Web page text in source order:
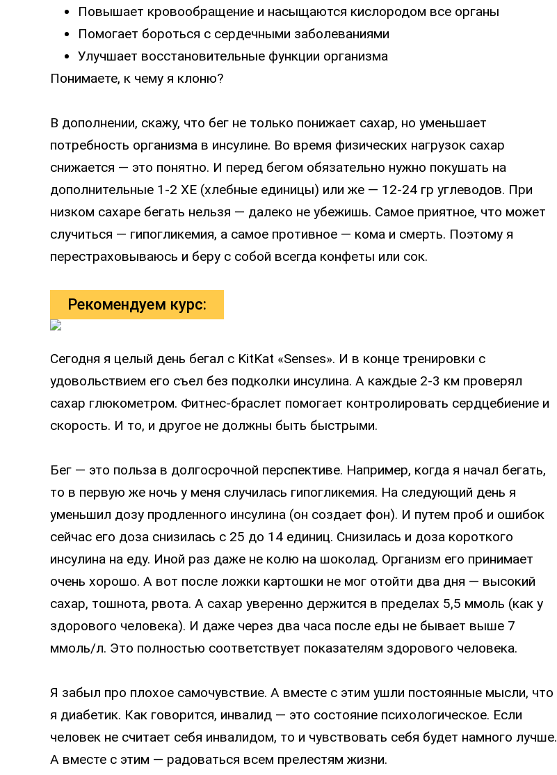
Повышает кровообращение и насыщаются кислородом все органы
Помогает бороться с сердечными заболеваниями
Улучшает восстановительные функции организма
Понимаете, к чему я клоню?
В дополнении, скажу, что бег не только понижает сахар, но уменьшает
потребность организма в инсулине. Во время физических нагрузок сахар
снижается — это понятно. И перед бегом обязательно нужно покушать на
дополнительные 1-2 ХЕ (хлебные единицы) или же — 12-24 гр углеводов. При
низком сахаре бегать нельзя — далеко не убежишь. Самое приятное, что может
случиться — гипогликемия, а самое противное — кома и смерть. Поэтому я
перестраховываюсь и беру с собой всегда конфеты или сок.
Рекомендуем курс:
Сегодня я целый день бегал с KitKat «Senses». И в конце тренировки с
удовольствием его съел без подколки инсулина. А каждые 2-3 км проверял
сахар глюкометром. Фитнес-браслет помогает контролировать сердцебиение и
скорость. И то, и другое не должны быть быстрыми.
Бег — это польза в долгосрочной перспективе. Например, когда я начал бегать,
то в первую же ночь у меня случилась гипогликемия. На следующий день я
уменьшил дозу продленного инсулина (он создает фон). И путем проб и ошибок
сейчас его доза снизилась с 25 до 14 единиц. Снизилась и доза короткого
инсулина на еду. Иной раз даже не колю на шоколад. Организм его принимает
очень хорошо. А вот после ложки картошки не мог отойти два дня — высокий
сахар, тошнота, рвота. А сахар уверенно держится в пределах 5,5 ммоль (как у
здорового человека). И даже через два часа после еды не бывает выше 7
ммоль/л. Это полностью соответствует показателям здорового человека.
Я забыл про плохое самочувствие. А вместе с этим ушли постоянные мысли, что
я диабетик. Как говорится, инвалид — это состояние психологическое. Если
человек не считает себя инвалидом, то и чувствовать себя будет намного лучше.
А вместе с этим — радоваться всем прелестям жизни.